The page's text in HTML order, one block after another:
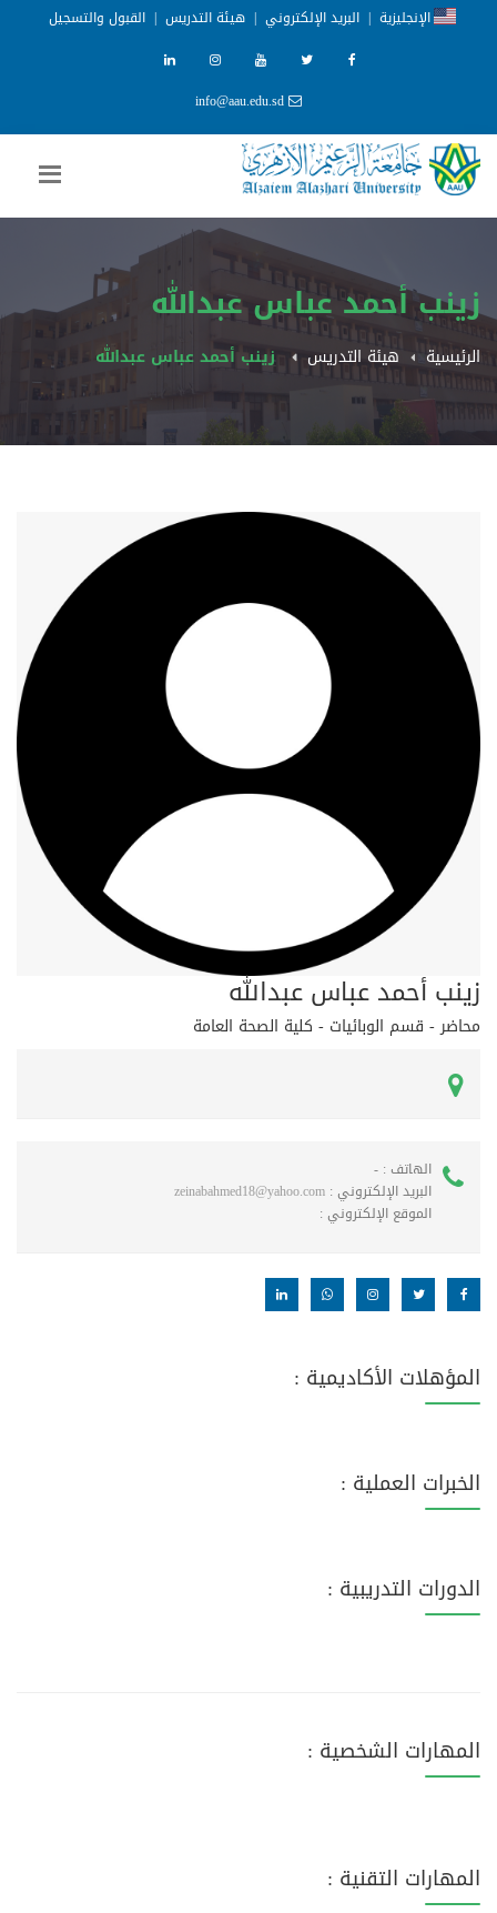
الإنجليزية | البريد الإلكتروني | هيئة التدريس | القبول والتسجيل
info@aau.edu.sd
زينب أحمد عباس عبدالله
الرئيسية هيئة التدريس زينب أحمد عباس عبدالله
زينب أحمد عباس عبدالله
محاضر - قسم الوبائيات - كلية الصحة العامة
الهاتف : -
البريد الإلكتروني : zeinabahmed18@yahoo.com
الموقع الإلكتروني :
المؤهلات الأكاديمية :
الخبرات العملية :
الدورات التدريبية :
المهارات الشخصية :
المهارات التقنية :